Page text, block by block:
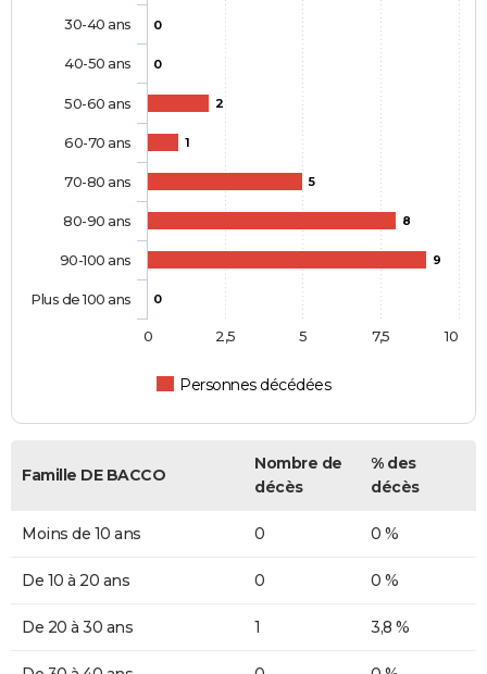
0
0
2
1
5
8
9
0
Personnes décédées
30-40 ans
40-50 ans
50-60 ans
60-70 ans
70-80 ans
80-90 ans
90-100 ans
Plus de 100 ans
0 10
2,5 5 7,5
Famille DE BACCO
Nombre de
décès
% des
décès
Moins de 10 ans 0 0 %
De 10 à 20 ans 0 0 %
De 20 à 30 ans 1 3,8 %